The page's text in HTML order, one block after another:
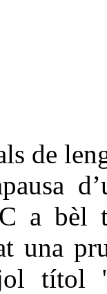
de
a bèl
una
títol